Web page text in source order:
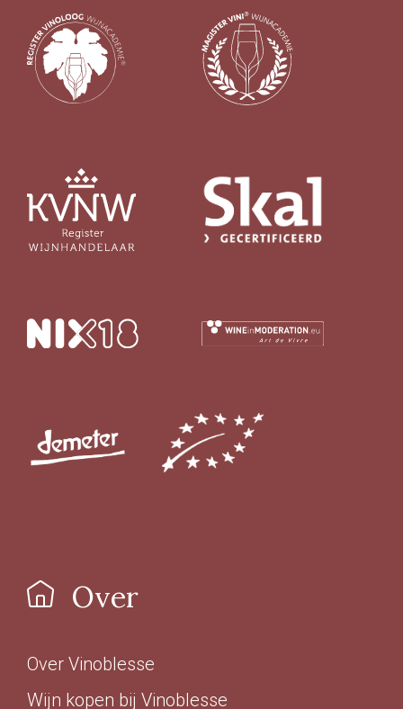
Ja
(125)
Nee(30)
Ja (72)
Nee(14)
Over
Over Vinoblesse
Wijn kopen bij Vinoblesse